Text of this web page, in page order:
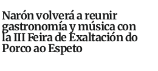
Narón volverá a reunir
gastronomía y música con
la III Feira de Exaltación do
Porco ao Espeto